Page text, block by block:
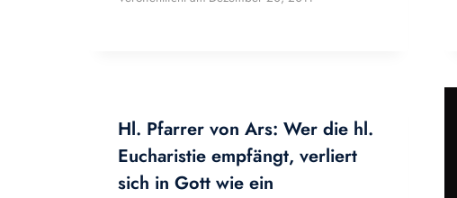
Hl. Pfarrer von Ars: Wer die hl.
Eucharistie empfängt, verliert
sich in Gott wie ein